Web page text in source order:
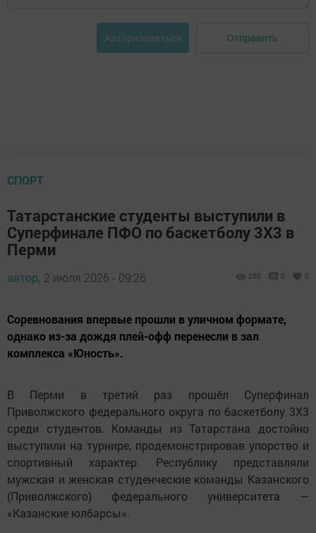
Авторизоваться Отправить
СПОРТ
Татарстанские студенты выступили в
Суперфинале ПФО по баскетболу 3X3 в
Перми
автор, 2 июля 2026 - 09:26 250 0 0
Соревнования впервые прошли в уличном формате,
однако из-за дождя плей-офф перенесли в зал
комплекса «Юность».
В Перми в третий раз прошёл Суперфинал
Приволжского федерального округа по баскетболу 3X3
среди студентов. Команды из Татарстана достойно
выступили на турнире, продемонстрировав упорство и
спортивный характер. Республику представляли
мужская и женская студенческие команды Казанского
(Приволжского) федерального университета —
«Казанские юлбарсы».